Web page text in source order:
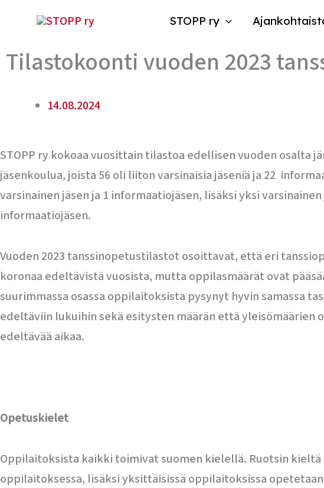
sisältöön
STOPP ry
Tilastokoonti vuoden 2023
14.08.2024
STOPP ry kokoaa vuosittain tilastoa edellisen vuoden osalta
jäsenkoulua, joista 56 oli liiton varsinaisia jäseniä ja 22
varsinainen jäsen ja 1 informaatiojäsen, lisäksi yksi
informaatiojäsen.
Vuoden 2023 tanssinopetustilastot osoittavat, että eri
koronaa edeltävistä vuosista, mutta oppilasmäärät ovat
suurimmassa osassa oppilaitoksista pysynyt hyvin samassa
edeltäviin lukuihin sekä esitysten määrän että yleisömäärien
edeltävää aikaa.
Opetuskielet
Oppilaitoksista kaikki toimivat suomen kielellä. Ruotsin
oppilaitoksessa, lisäksi yksittäisissä oppilaitoksissa